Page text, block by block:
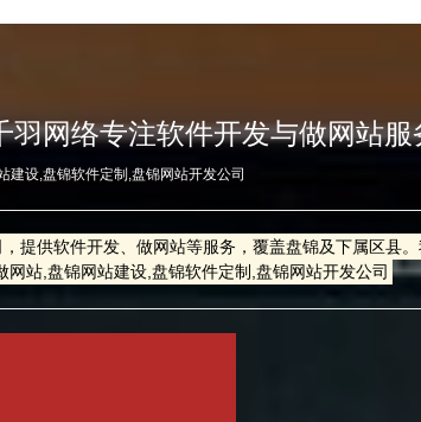
羽网络专注软件开发与做网站服
建设,盘锦软件定制,盘锦网站开发公司
提供软件开发、做网站等服务，覆盖盘锦及下属区县
站,盘锦网站建设,盘锦软件定制,盘锦网站开发公司